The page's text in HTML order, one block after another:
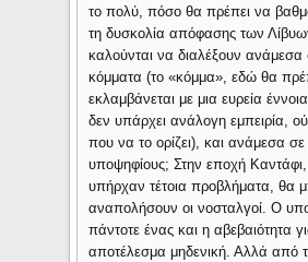
το πολύ, πόσο θα πρέπει να
τη δυσκολία απόφασης των
καλούνται να διαλέξουν ανάμεσα
κόμματα (το «κόμμα», εδώ θα
εκλαμβάνεται με μια ευρεία
δεν υπάρχει ανάλογη εμπειρία,
που να το ορίζει), και ανάμεσα
υποψηφίους; Στην εποχή
υπήρχαν τέτοια προβλήματα, θα
αναπολήσουν οι νοσταλγοί. Ο
πάντοτε ένας και η αβεβαιότητα
αποτέλεσμα μηδενική. Αλλά από